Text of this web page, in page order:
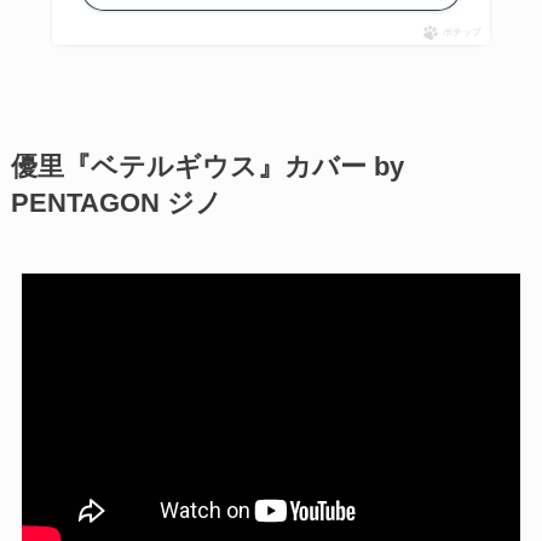
ポチップ
優里『ベテルギウス』カバー by
PENTAGON ジノ